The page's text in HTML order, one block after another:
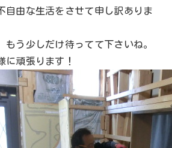
自由な生活をさせて申し訳ありま
もう少しだけ待ってて下さいね。
に頑張ります！